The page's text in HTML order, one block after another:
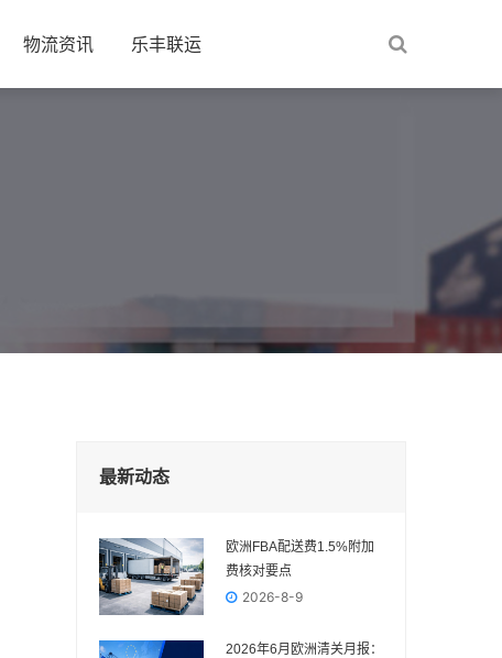
物流资讯 乐丰联运
最新动态
欧洲FBA配送费1.5%附加
费核对要点
2026-8-9
2026年6月欧洲清关月报：